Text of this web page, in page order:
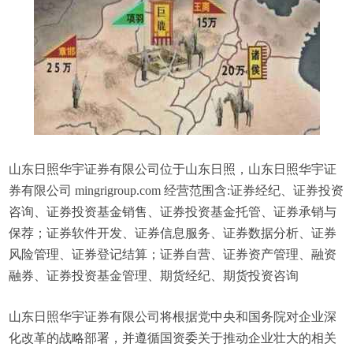
山东日照华宇证券有限公司位于山东日照，山东日照华宇证
券有限公司 mingrigroup.com 经营范围含:证券经纪、证券投资
咨询、证券投资基金销售、证券投资基金托管、证券承销与
保荐；证券软件开发、证券信息服务、证券数据分析、证券
风险管理、证券登记结算；证券自营、证券资产管理、融资
融券、证券投资基金管理、期货经纪、期货投资咨询
山东日照华宇证券有限公司将根据党中央和国务院对企业深
化改革的战略部署，并遵循国资委关于推动企业壮大的相关